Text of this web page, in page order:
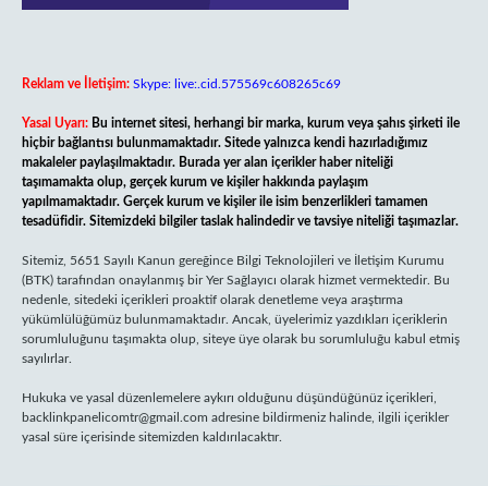
Reklam ve İletişim: Skype: live:.cid.575569c608265c69
Yasal Uyarı: Bu internet sitesi, herhangi bir marka, kurum veya şahıs şirketi ile
hiçbir bağlantısı bulunmamaktadır. Sitede yalnızca kendi hazırladığımız
makaleler paylaşılmaktadır. Burada yer alan içerikler haber niteliği
taşımamakta olup, gerçek kurum ve kişiler hakkında paylaşım
yapılmamaktadır. Gerçek kurum ve kişiler ile isim benzerlikleri tamamen
tesadüfidir. Sitemizdeki bilgiler taslak halindedir ve tavsiye niteliği taşımazlar.
Sitemiz, 5651 Sayılı Kanun gereğince Bilgi Teknolojileri ve İletişim Kurumu
(BTK) tarafından onaylanmış bir Yer Sağlayıcı olarak hizmet vermektedir. Bu
nedenle, sitedeki içerikleri proaktif olarak denetleme veya araştırma
yükümlülüğümüz bulunmamaktadır. Ancak, üyelerimiz yazdıkları içeriklerin
sorumluluğunu taşımakta olup, siteye üye olarak bu sorumluluğu kabul etmiş
sayılırlar.
Hukuka ve yasal düzenlemelere aykırı olduğunu düşündüğünüz içerikleri,
backlinkpanelicomtr@gmail.com adresine bildirmeniz halinde, ilgili içerikler
yasal süre içerisinde sitemizden kaldırılacaktır.